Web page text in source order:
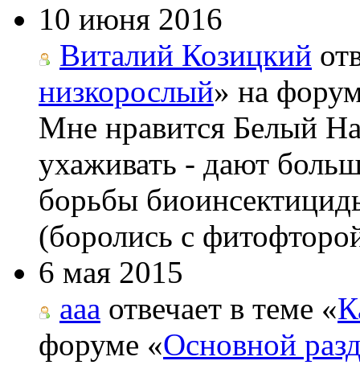
10 июня 2016
Виталий Козицкий
низкорослый» на
Мне нравится Белый
ухаживать - дают
борьбы
(боролись с
6 мая 2015
aaa отвечает в теме «
форуме «Основной